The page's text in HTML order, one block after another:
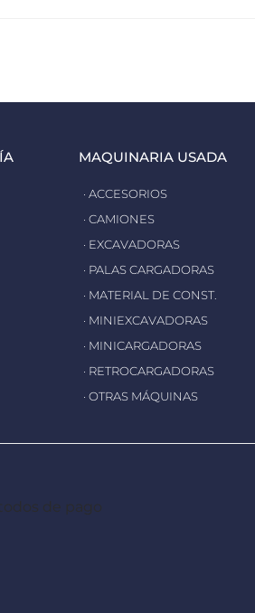
MAQUINARIA USADA
· ACCESORIOS
· CAMIONES
· EXCAVADORAS
· PALAS CARGADORAS
· MATERIAL DE CONST.
· MINIEXCAVADORAS
· MINICARGADORAS
· RETROCARGADORAS
· OTRAS MÁQUINAS